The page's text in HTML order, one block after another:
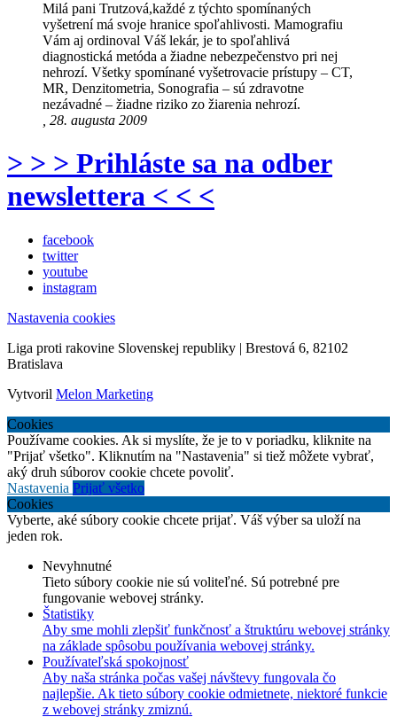
Milá pani Trutzová,každé z týchto spomínaných
vyšetrení má svoje hranice spoľahlivosti. Mamografiu
Vám aj ordinoval Váš lekár, je to spoľahlivá
diagnostická metóda a žiadne nebezpečenstvo pri nej
nehrozí. Všetky spomínané vyšetrovacie prístupy – CT,
MR, Denzitometria, Sonografia – sú zdravotne
nezávadné – žiadne riziko zo žiarenia nehrozí.
, 28. augusta 2009
> > > Prihláste sa na odber
newslettera < < <
facebook
twitter
youtube
instagram
Nastavenia cookies
Liga proti rakovine Slovenskej republiky | Brestová 6, 82102
Bratislava
Vytvoril Melon Marketing
Cookies
Používame cookies. Ak si myslíte, že je to v poriadku, kliknite na
"Prijať všetko". Kliknutím na "Nastavenia" si tiež môžete vybrať,
aký druh súborov cookie chcete povoliť.
Nastavenia Prijať všetko
Cookies
Vyberte, aké súbory cookie chcete prijať. Váš výber sa uloží na
jeden rok.
Nevyhnutné
Tieto súbory cookie nie sú voliteľné. Sú potrebné pre
fungovanie webovej stránky.
Štatistiky
Aby sme mohli zlepšiť funkčnosť a štruktúru webovej stránky
na základe spôsobu používania webovej stránky.
Používateľská spokojnosť
Aby naša stránka počas vašej návštevy fungovala čo
najlepšie. Ak tieto súbory cookie odmietnete, niektoré funkcie
z webovej stránky zmiznú.